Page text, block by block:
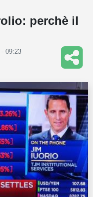
perchè il
- 09:23